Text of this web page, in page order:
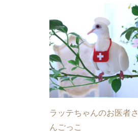
ラッテちゃんのお医者さ
んごっこ